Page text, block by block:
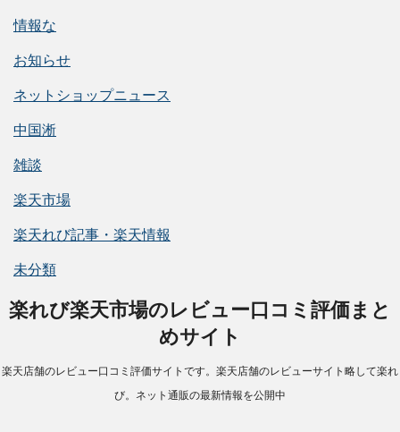
情報な
お知らせ
ネットショップニュース
中国淅
雑談
楽天市場
楽天れび記事・楽天情報
未分類
楽れび楽天市場のレビュー口コミ評価まと
めサイト
楽天店舗のレビュー口コミ評価サイトです。楽天店舗のレビューサイト略して楽れ
び。ネット通販の最新情報を公開中